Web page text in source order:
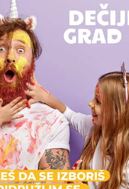
vašoj pretrazi. Poništi filtere